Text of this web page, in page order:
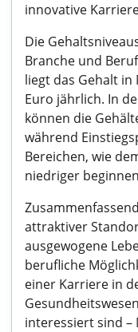
innovative
Die
Branche und
liegt das Gehalt in
Euro jährlich. In
können die
während
Bereichen, wie
niedriger
attraktiver
ausgewogene
berufliche
einer Karriere in
interessiert sind –